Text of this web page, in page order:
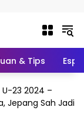
& Tips
U-23 2024 –
Jepang Sah Jadi